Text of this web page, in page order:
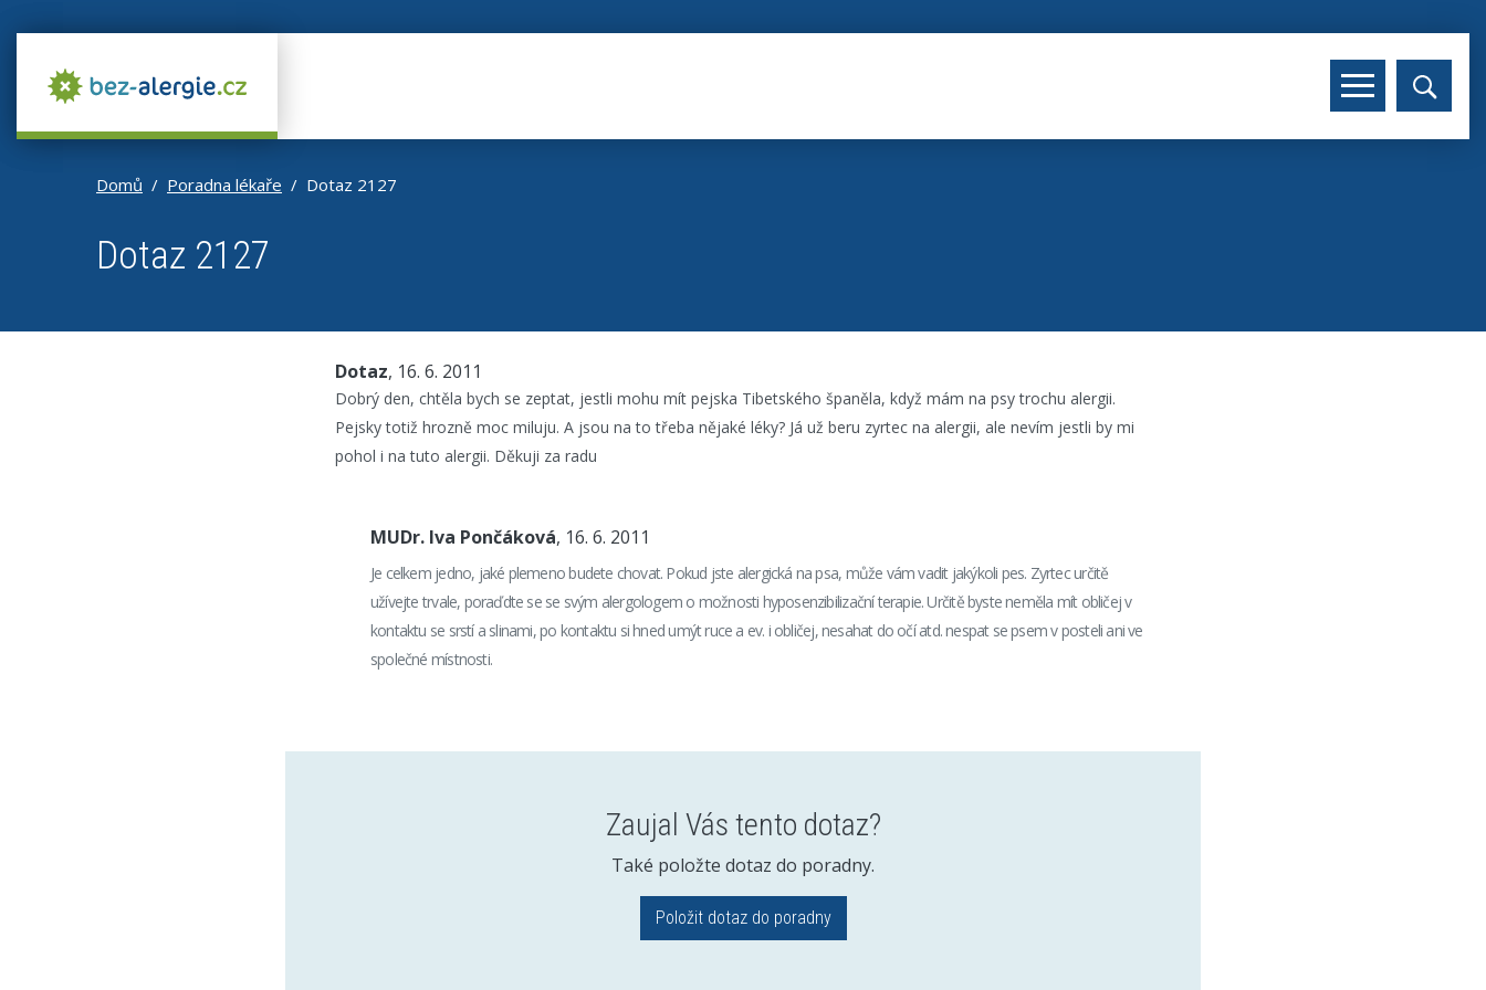
Domů Poradna lékaře Dotaz 2127
Dotaz 2127
Dotaz, 16. 6. 2011
Dobrý den, chtěla bych se zeptat, jestli mohu mít pejska Tibetského španěla, když mám na psy trochu alergii.
Pejsky totiž hrozně moc miluju. A jsou na to třeba nějaké léky? Já už beru zyrtec na alergii, ale nevím jestli by mi
pohol i na tuto alergii. Děkuji za radu
MUDr. Iva Pončáková, 16. 6. 2011
Je celkem jedno, jaké plemeno budete chovat. Pokud jste alergická na psa, může vám vadit jakýkoli pes. Zyrtec určitě
užívejte trvale, poraďdte se se svým alergologem o možnosti hyposenzibilizační terapie. Určitě byste neměla mít obličej v
kontaktu se srstí a slinami, po kontaktu si hned umýt ruce a ev. i obličej, nesahat do očí atd. nespat se psem v posteli ani ve
společné místnosti.
Zaujal Vás tento dotaz?
Také položte dotaz do poradny.
Položit dotaz do poradny